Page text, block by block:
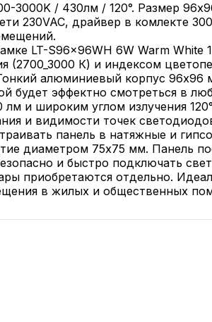
3000K / 430лм / 120°. Размер
230VAC, драйвер в комлекте
LT-S96x96WH 6W Warm White
К) и индексом
алюминиевый корпус
будет эффектно смотреться в
и широким углом излучения 120°
и видимости точек
панель в натяжные и
диаметром 75х75 мм. Панель
и быстро подключать
приобретаются отдельно.
в жилых и общественных